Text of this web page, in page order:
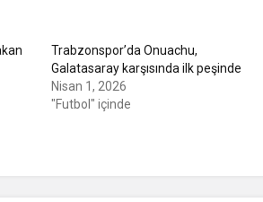
Trabzonspor’da Onuachu,
Galatasaray karşısında ilk peşinde
Nisan 1, 2026
"Futbol" içinde